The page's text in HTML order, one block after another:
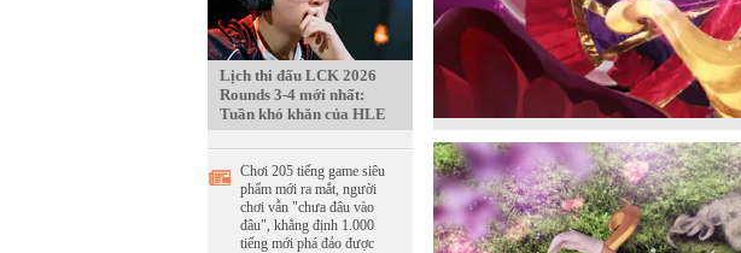
Lịch thi đấu LCK 2026
Rounds 3-4 mới nhất:
Tuần khó khăn của HLE
Chơi 205 tiếng game siêu
phẩm mới ra mắt, người
chơi vẫn "chưa đâu vào
đâu", khẳng định 1.000
tiếng mới phá đảo được